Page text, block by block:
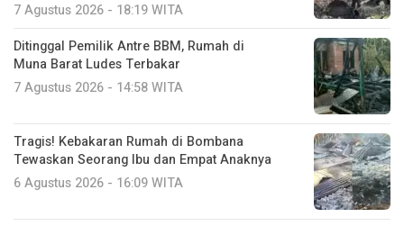
7 Agustus 2026 - 18:19 WITA
Ditinggal Pemilik Antre BBM, Rumah di
Muna Barat Ludes Terbakar
7 Agustus 2026 - 14:58 WITA
Tragis! Kebakaran Rumah di Bombana
Tewaskan Seorang Ibu dan Empat Anaknya
6 Agustus 2026 - 16:09 WITA